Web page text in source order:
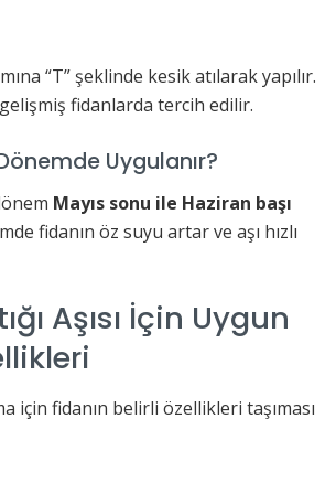
“T” şeklinde kesik atılarak yapılır.
fidanlarda tercih edilir.
Uygulanır?
Mayıs sonu ile Haziran başı
fidanın öz suyu artar ve aşı hızlı
Aşısı İçin Uygun
için fidanın belirli özellikleri taşıması